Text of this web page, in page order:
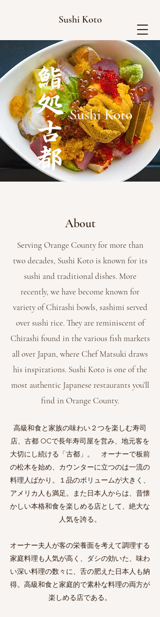
Sushi Koto
Sushi Koto
About
Serving Orange County for more than
two decades, Sushi Koto is known for its
sushi and traditional dishes. More
recently, we have become known for
variety of Chirashi bowls, sashimi served
over sushi rice. They are reminiscent of
Chirashi found in the various fish markets
all over Japan, where Chef Matsuki draws
his inspirations. Sushi Koto is one of the
most authentic Japanese restaurants you’ll
find in Orange County.
高級和食と家族の味わい２つを楽しむ寿司
店、古都 OCで長年寿司屋を営み、地元客を
大切にし続ける「古都」。 オーナーで板前
の松木を始め、カウンターに立つのは一流の
料理人ばかり。１品のボリュームが大きく、
アメリカ人も満足。また日本人からは、昔懐
かしい本格和食を楽しめる店として、絶大な
人気を誇る。
オーナー夫人が客の栄養面を考えて調理する
家庭料理も人気が高く、ダシの効いた、味わ
い深い料理の数々に、舌の肥えた日本人も納
得。高級和食と家庭的で素朴な料理の両方が
楽しめる店である。